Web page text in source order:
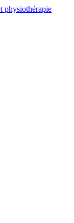
physiothérapie